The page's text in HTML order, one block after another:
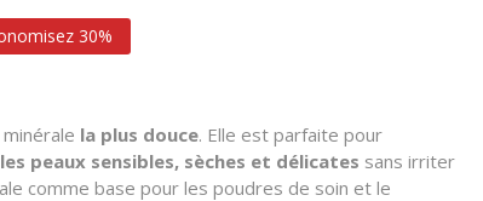
30%
la plus douce. Elle est parfaite pour
peaux sensibles, sèches et délicates sans irriter
comme base pour les poudres de soin et le